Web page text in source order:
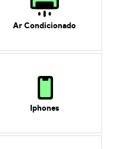
Ar Condicionado
Iphones